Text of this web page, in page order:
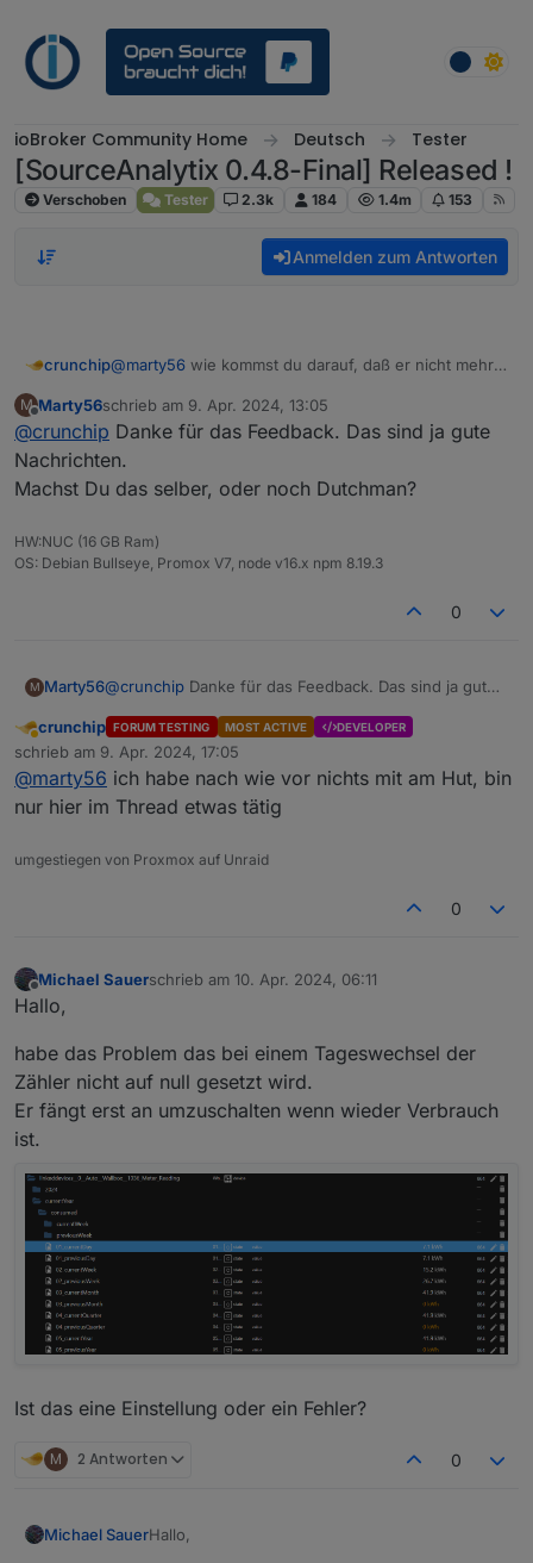
ioBroker Community Home Deutsch Tester
[SourceAnalytix 0.4.8-Final] Released !
Verschoben Tester 2.3k 184 1.4m 153
Anmelden zum Antworten
crunchip@marty56 wie kommst du darauf, daß er nicht mehr
Dieser Adapter wird mittels Typescript von grundauf
neu entwickelt.
Wann er in den Startlöchern steht kann ich dir
allerdings nicht beantworten.
M Marty56schrieb am 9. Apr. 2024, 13:05
zuletzt editiert von
@crunchip Danke für das Feedback. Das sind ja gute
Nachrichten.
Machst Du das selber, oder noch Dutchman?
HW:NUC (16 GB Ram)
OS: Debian Bullseye, Promox V7, node v16.x npm 8.19.3
0
M Marty56@crunchip Danke für das Feedback. Das sind ja gute
Machst Du das selber, oder noch Dutchman?
Abwesend
crunchip FORUM TESTING MOST ACTIVE DEVELOPER
schrieb am 9. Apr. 2024, 17:05
zuletzt editiert von
@marty56 ich habe nach wie vor nichts mit am Hut, bin
nur hier im Thread etwas tätig
umgestiegen von Proxmox auf Unraid
0
Offline
Michael Sauerschrieb am 10. Apr. 2024, 06:11
zuletzt editiert von
Hallo,
habe das Problem das bei einem Tageswechsel der
Zähler nicht auf null gesetzt wird.
Er fängt erst an umzuschalten wenn wieder Verbrauch
ist.
Ist das eine Einstellung oder ein Fehler?
M 2 Antworten 0
Michael SauerHallo,